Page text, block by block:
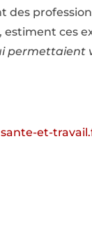
estiment ces
permettaient
sante-et-